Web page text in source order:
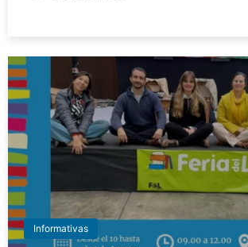
Informativas